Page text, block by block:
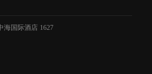
海国际酒店 1627